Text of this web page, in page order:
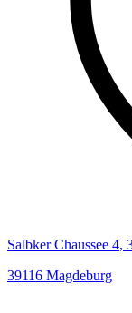
Salbker Chaussee 4,
39116 Magdeburg